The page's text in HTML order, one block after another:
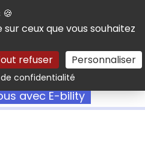
ceux que vous souhaitez
refuser Personnaliser
confidentialitéRechercher
avec E-bility